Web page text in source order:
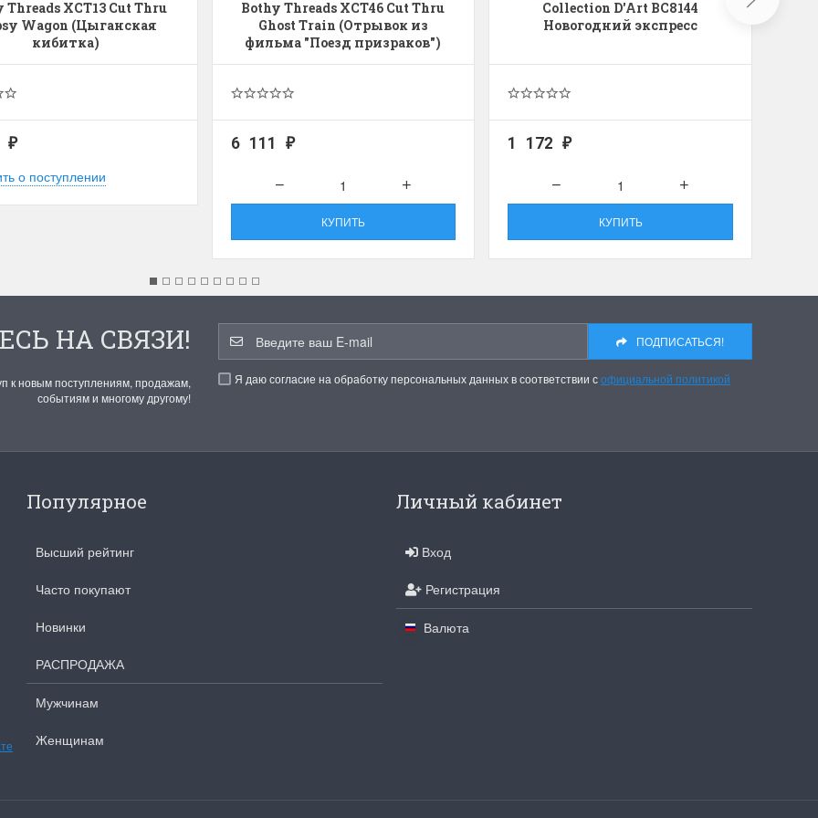
Threads XCT13 Cut Thru
Wagon (Цыганская
кибитка)
₽
о поступлении
Bothy Threads XCT46 Cut Thru
Ghost Train (Отрывок из
фильма "Поезд призраков")
6 111 ₽
КУПИТЬ
Collection D'Art BC8144
Новогодний экспресс
1 172₽
КУПИТЬ
НА СВЯЗИ!
к новым поступлениям, продажам,
событиям и многому другому!
ПОДПИСАТЬСЯ!
Я даю согласие на обработку персональных данных в соответствии софициальной политикой
Популярное
Высший рейтинг
Часто покупают
Новинки
РАСПРОДАЖА
Мужчинам
Женщинам
Личный кабинет
Вход
Регистрация
Валюта